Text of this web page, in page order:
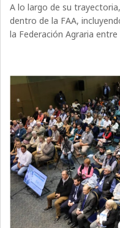
A lo largo de su
dentro de la FAA,
la Federación Agraria entre